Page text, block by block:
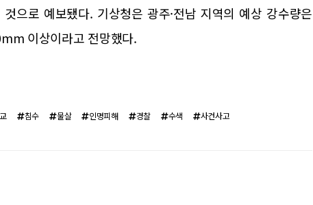
으로 예보됐다. 기상청은 광주·전남 지역의 예상 강수량은
이상이라고 전망했다.
침수 물살 인명피해 경찰 수색 사건사고